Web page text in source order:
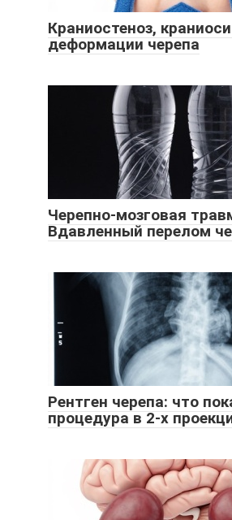
Краниостеноз,
деформации черепа
Черепно-мозговая
Вдавленный перелом
Рентген черепа: что
процедура в 2-х